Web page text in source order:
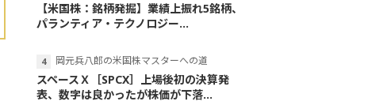
【米国株：銘柄発掘】業績上振れ5銘柄、
パランティア・テクノロジー...
岡元兵八郎の米国株マスターへの道
スペースＸ［SPCX］上場後初の決算発
表、数字は良かったが株価が下落...